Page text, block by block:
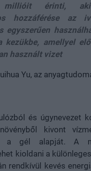
millióit érinti,
hozzáférése az
egyszerűen
kezükbe, amellyel
használt vizet
Yu, az
és úgynevezet
kivont
a gél alapját. A
kioldani a
rendkívül kevés